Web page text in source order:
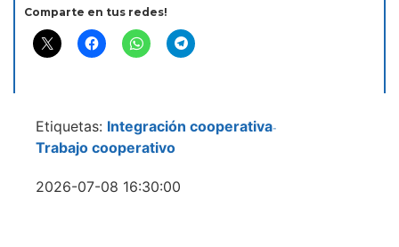
Comparte en tus redes!
Etiquetas: Integración cooperativa-
Trabajo cooperativo
2026-07-08 16:30:00